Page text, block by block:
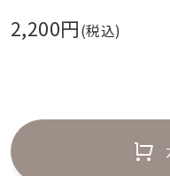
2,200円(税込)